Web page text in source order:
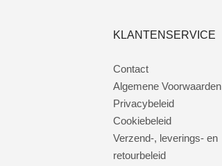
KLANTENSERVICE
Contact
Algemene Voorwaarden
Privacybeleid
Cookiebeleid
Verzend-, leverings- en
retourbeleid